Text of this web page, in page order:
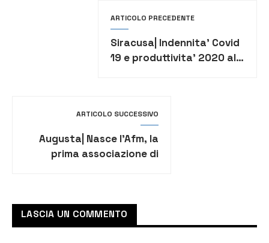
ARTICOLO PRECEDENTE
Siracusa| Indennita’ Covid
19 e produttivita’ 2020 al
ARTICOLO SUCCESSIVO
Augusta| Nasce l’Afm, la
prima associazione di
LASCIA UN COMMENTO